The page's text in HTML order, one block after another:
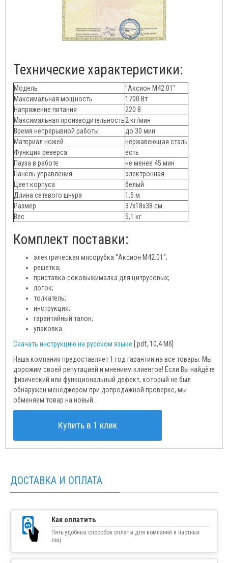
Технические характеристики:
Модель
"Аксион М42.01"
Максимальная мощность
1700 Вт
Напряжение питания
220 В
Максимальная производительность2 кг/мин
Время непрерывной работы
до 30 мин
Материал ножей
нержавеющая сталь
Функция реверса
есть
Пауза в работе
не менее 45 мин
Панель управления
электронная
Цвет корпуса
белый
Длина сетевого шнура
1,5 м
Размер
37х18х38 см
Вес
5,1 кг
Комплект поставки:
электрическая мясорубка "Аксион М42.01";
решетка;
приставка-соковыжималка для цитрусовых;
лоток;
толкатель;
инструкция;
гарантийный талон;
упаковка.
Скачать инструкцию на русском языке [.pdf, 10,4 Мб]
Наша компания предоставляет 1 год гарантии на все товары. Мы
дорожим своей репутацией и мнением клиентов! Если Вы найдёте
физический или функциональный дефект, который не был
обнаружен менеджером при допродажной проверке, мы
обменяем товар на новый.
Купить в 1 клик
ДОСТАВКА И ОПЛАТА
Как оплатить
Пять удобных способов оплаты для компаний и частных
лиц